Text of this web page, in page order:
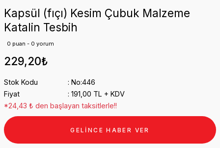
Kapsül (fıçı) Kesim Çubuk Malzeme
Katalin Tesbih
0 puan - 0 yorum
229,20₺
Stok Kodu
No:446
Fiyat
191,00 TL + KDV
*24,43 ₺ den başlayan taksitlerle!!
GELİNCE HABER VER